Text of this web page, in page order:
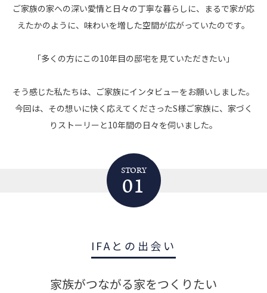
ご家族の家への深い愛情と日々の丁寧な暮らしに、まるで家が応
えたかのように、味わいを増した空間が広がっていたのです。
「多くの方にこの10年目の邸宅を見ていただきたい」
そう感じた私たちは、ご家族にインタビューをお願いしました。
今回は、その想いに快く応えてくださったS様ご家族に、家づく
りストーリーと10年間の日々を伺いました。
STORY
01
IFAとの出会い
家族がつながる家をつくりたい